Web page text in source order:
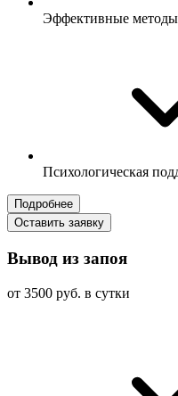
Эффективные методы
Психологическая
Подробнее
Оставить заявку
Вывод из запоя
от 3500 руб. в сутки